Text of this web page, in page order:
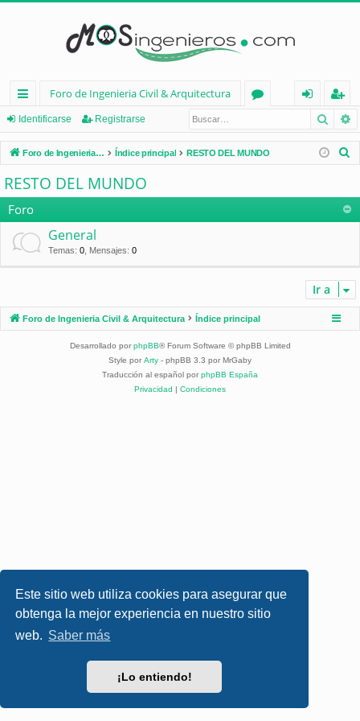
Este sitio web utiliza cookies para asegurar que
obtenga la mejor experiencia en nuestro sitio
web. Saber más
¡Lo entiendo!
nl
ac
es
rá
pi
d
os
Foro de Ingenieria Civil & Arquitectura
os
nt
ifi
eg
ist
ra
Identificarse Registrarse
Foro de Ingenieria Civil & Arquitectura Índice principal RESTO DEL MUNDO
a
RESTO DEL MUNDO
Foro
General
Temas: 0 Mensajes: 0
Ir a
Foro de Ingenieria Civil & Arquitectura Índice principal
Desarrollado por phpBB® Forum Software © phpBB Limited
Style por Arty - phpBB 3.3 por MrGaby
Traducción al español por phpBB España
Privacidad | Condiciones